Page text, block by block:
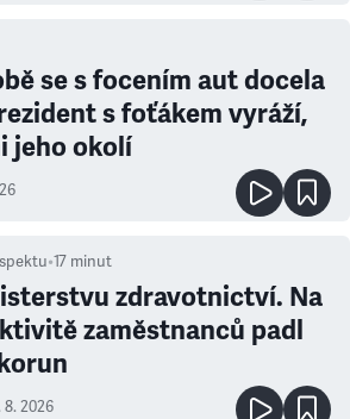
se s focením aut docela
s foťákem vyráží,
jeho okolí
•17 minut
zdravotnictví. Na
zaměstnanců padl
8. 2026